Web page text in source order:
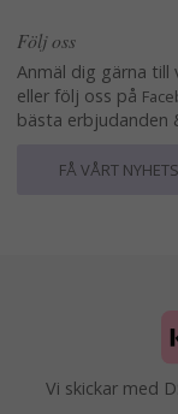
Följ oss
Anmäl dig gärna till
eller följ oss på
bästa erbjudanden
FÅ VÅRT
Vi skickar med